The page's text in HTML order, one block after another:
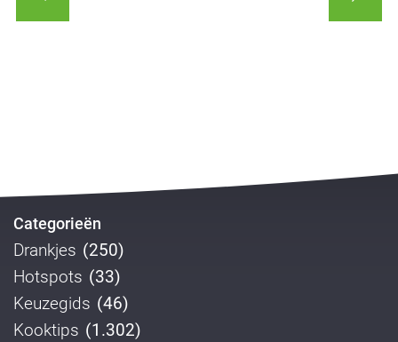
Categorieën
Drankjes (250)
Hotspots (33)
Keuzegids (46)
Kooktips (1.302)